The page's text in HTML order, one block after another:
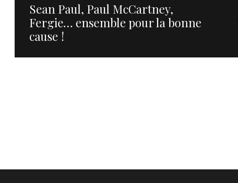
Sean Paul, Paul McCartney,
Fergie… ensemble pour la bonne
cause !